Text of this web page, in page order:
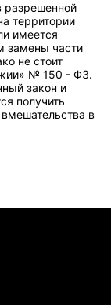
разрешенной
территории
имеется
замены части
не стоит
№ 150 - ФЗ.
закон и
получить
в